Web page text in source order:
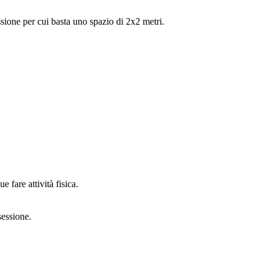
per cui basta uno spazio di 2x2 metri.
fare attività fisica.